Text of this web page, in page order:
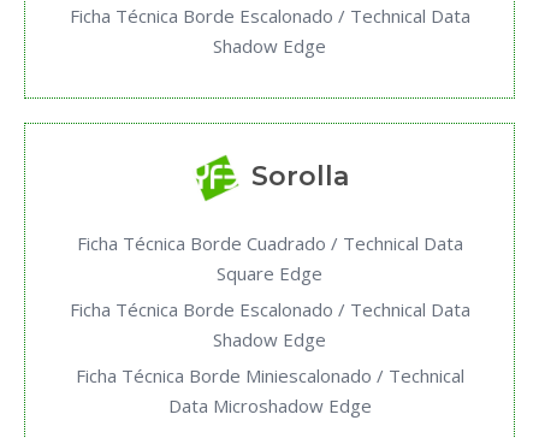
Ficha Técnica Borde Escalonado / Technical Data
Shadow Edge
Sorolla
Ficha Técnica Borde Cuadrado / Technical Data
Square Edge
Ficha Técnica Borde Escalonado / Technical Data
Shadow Edge
Ficha Técnica Borde Miniescalonado / Technical
Data Microshadow Edge